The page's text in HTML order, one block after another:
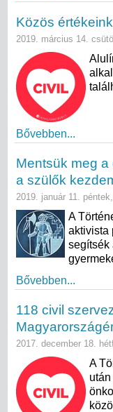
Közös
2019. március 14.
Bővebben...
Mentsük meg
a szülők
2019. január 11.
A
aktivista
segítsék
Bővebben...
118 civil
2017. december 18.
A